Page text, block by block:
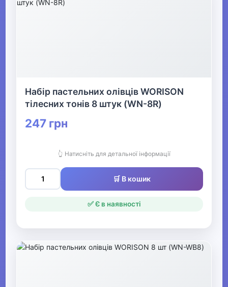
Набір пастельних олівців WORISON
тілесних тонів 8 штук (WN-8R)
247 грн
👆 Натисніть для детальної інформації
🛒 В кошик
✅ Є в наявності